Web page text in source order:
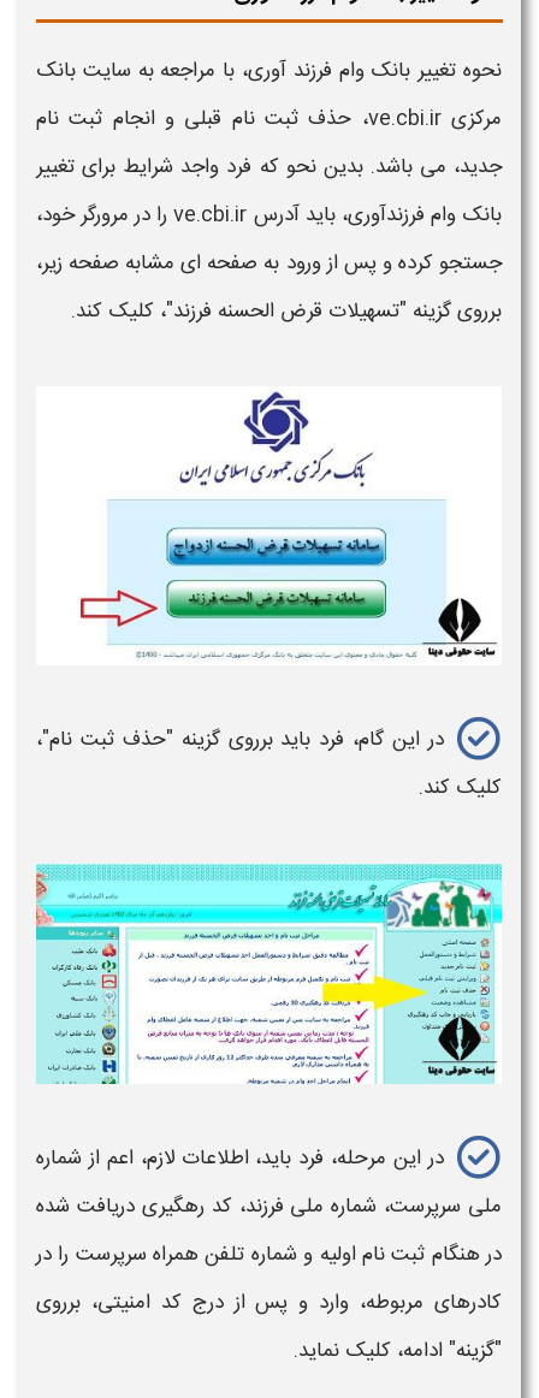
نحوه تغییر بانک وام فرزند آوری، با مراجعه به سایت بانک
مرکزی ve.cbi.ir، حذف ثبت نام قبلی و انجام ثبت نام
جدید، می باشد. بدین نحو که فرد واجد شرایط برای تغییر
بانک وام فرزندآوری،
باید آدرس ve.cbi.ir را در مرورگر خود،
جستجو کرده و پس از ورود به صفحه ای مشابه صفحه زیر،
برروی گزینه "تسهیلات قرض الحسنه فرزند"، کلیک کند.
در این گام، فرد باید برروی گزینه "حذف ثبت نام"،
کلیک کند.
در این مرحله، فرد باید، اطلاعات لازم، اعم از شماره
ملی سرپرست، شماره ملی فرزند، کد رهگیری دریافت شده
در هنگام ثبت نام اولیه و شماره تلفن همراه سرپرست را در
کادرهای مربوطه، وارد و پس از درج کد امنیتی، برروی
"گزینه" ادامه، کلیک نماید.